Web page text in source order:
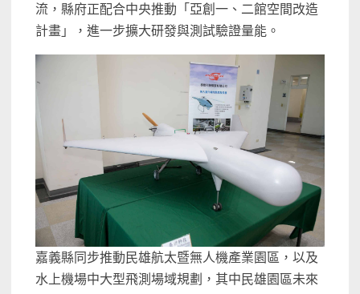
流，縣府正配合中央推動「亞創一、二館空間改造
計畫」，進一步擴大研發與測試驗證量能。
嘉義縣同步推動民雄航太暨無人機產業園區，以及
水上機場中大型飛測場域規劃，其中民雄園區未來